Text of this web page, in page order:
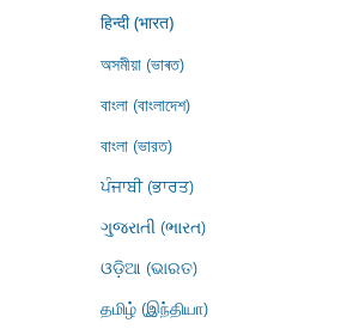
हिन्दी (भारत)
অসমীয়া (ভাৰত)
বাংলা (বাংলাদেশ)
বাংলা (ভারত)
ਪੰਜਾਬੀ (ਭਾਰਤ)
ગુજરાતી (ભારત)
ଓଡ଼ିଆ (ଭାରତ)
தமிழ் (இந்தியா)